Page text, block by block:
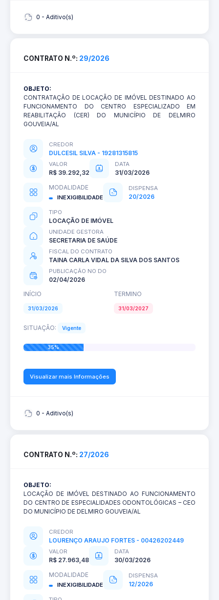
0 - Aditivo(s)
CONTRATO N.º: 29/2026
OBJETO:
CONTRATAÇÃO DE LOCAÇÃO DE IMÓVEL DESTINADO AO
FUNCIONAMENTO DO CENTRO ESPECIALIZADO EM
REABILITAÇÃO (CER) DO MUNICÍPIO DE DELMIRO
GOUVEIA/AL
CREDOR
DULCESIL SILVA - 19281315815
VALOR
R$ 39.292,32
DATA
31/03/2026
MODALIDADE
INEXIGIBILIDADE
DISPENSA
20/2026
TIPO
LOCAÇÃO DE IMÓVEL
UNIDADE GESTORA
SECRETARIA DE SAÚDE
FISCAL DO CONTRATO
TAINA CARLA VIDAL DA SILVA DOS SANTOS
PUBLICAÇÃO NO DO
02/04/2026
INÍCIO
TERMINO
31/03/2026 31/03/2027
SITUAÇÃO: Vigente
35%
Visualizar mais Informações
0 - Aditivo(s)
CONTRATO N.º: 27/2026
OBJETO:
LOCAÇÃO DE IMÓVEL DESTINADO AO FUNCIONAMENTO
DO CENTRO DE ESPECIALIDADES ODONTOLÓGICAS – CEO
DO MUNICÍPIO DE DELMIRO GOUVEIA/AL
CREDOR
LOURENÇO ARAUJO FORTES - 00426202449
VALOR
R$ 27.963,48
DATA
30/03/2026
MODALIDADE
INEXIGIBILIDADE
DISPENSA
12/2026